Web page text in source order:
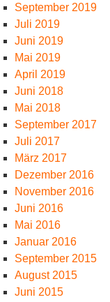
September 2019
Juli 2019
Juni 2019
Mai 2019
April 2019
Juni 2018
Mai 2018
September 2017
Juli 2017
März 2017
Dezember 2016
November 2016
Juni 2016
Mai 2016
Januar 2016
September 2015
August 2015
Juni 2015